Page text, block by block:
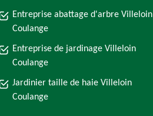
Entreprise abattage d'arbre Villeloin
Coulange
Entreprise de jardinage Villeloin
Coulange
Jardinier taille de haie Villeloin
Coulange